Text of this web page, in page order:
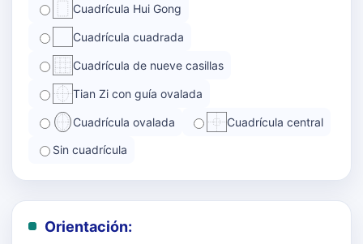
Cuadrícula Hui Gong
Cuadrícula cuadrada
Cuadrícula de nueve casillas
Tian Zi con guía ovalada
Cuadrícula ovalada Cuadrícula central
Sin cuadrícula
Orientación: